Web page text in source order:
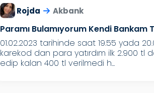
Rojda Akbank
Paramı Bulamıyorum Kendi Bankam
01.02.2023 tarihinde saat 19.55 yada
karekod dan para yatırdım ilk 2.900 tl
edip kalan 400 tl verilmedi h...